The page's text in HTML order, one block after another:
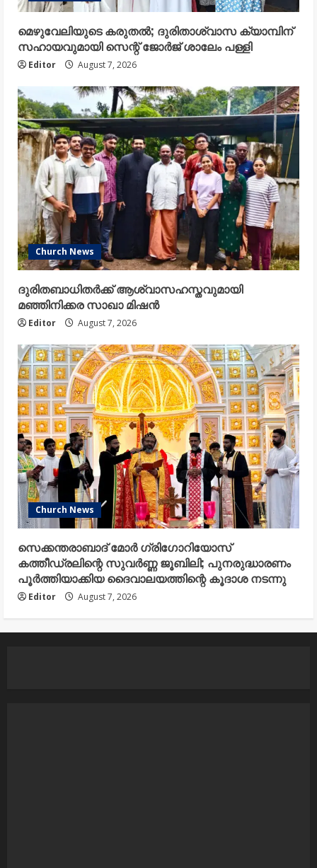
മെഴുവേലിയുടെ കരുതൽ; ദുരിതാശ്വാസ ക്യാമ്പിന്
സഹായവുമായി സെന്റ് ജോർജ് ശാലേം പള്ളി
Editor August 7, 2026
Church News
ദുരിതബാധിതർക്ക് ആശ്വാസഹസ്തവുമായി
മഞ്ഞിനിക്കര സാഖാ മിഷൻ
Editor August 7, 2026
Church News
സെക്കന്തരാബാദ് മോർ ഗ്രിഗോറിയോസ്
കത്തീഡ്രലിന്റെ സുവർണ്ണ ജൂബിലി; പുനരുദ്ധാരണം
പൂർത്തിയാക്കിയ ദൈവാലയത്തിന്റെ കൂദാശ നടന്നു
Editor August 7, 2026